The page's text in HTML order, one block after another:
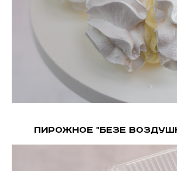
Пирожное "БЕЗЕ